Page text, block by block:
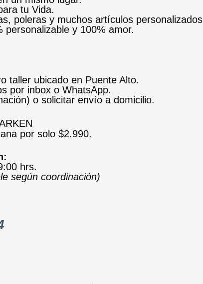
tu Vida.
poleras y muchos artículos personalizados
y 100% amor.
taller ubicado en Puente Alto.
por inbox o WhatsApp.
o solicitar envío a domicilio.
por solo $2.990.
hrs.
según coordinación)